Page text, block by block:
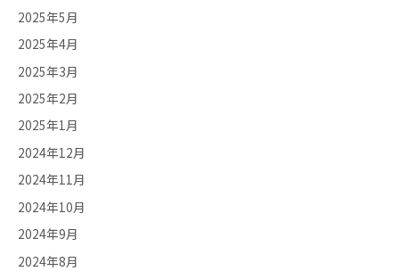
2025年5月
2025年4月
2025年3月
2025年2月
2025年1月
2024年12月
2024年11月
2024年10月
2024年9月
2024年8月